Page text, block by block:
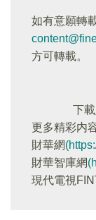
如有意願轉
方可轉載。
下
更多精彩内
財華網
財華智庫網
現代電視